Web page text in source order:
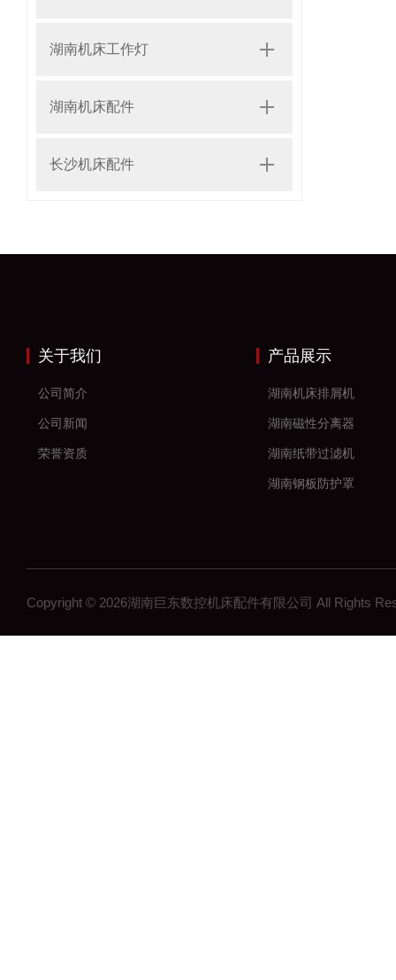
湖南机床工作灯
湖南机床配件
长沙机床配件
关于我们
公司简介
公司新闻
荣誉资质
产品展示
湖南机床排屑机
湖南磁性分离器
湖南纸带过滤机
湖南钢板防护罩
湖南塑料拖链
湖南钢制拖链
湖南机床工作灯
Copyright © 2026湖南巨东数控机床配件有限公司 All Rights